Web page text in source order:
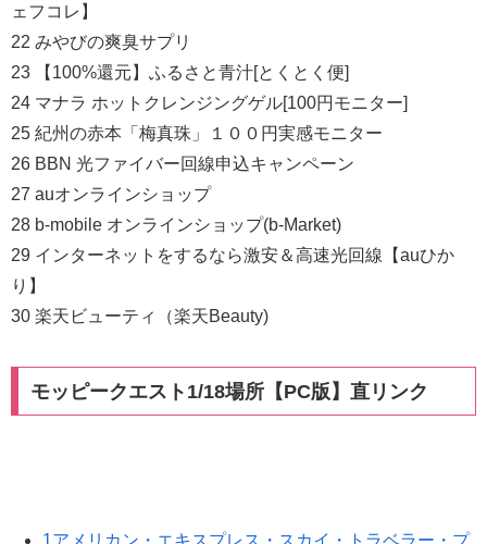
ェフコレ】
22 みやびの爽臭サプリ
23 【100%還元】ふるさと青汁[とくとく便]
24 マナラ ホットクレンジングゲル[100円モニター]
25 紀州の赤本「梅真珠」１００円実感モニター
26 BBN 光ファイバー回線申込キャンペーン
27 auオンラインショップ
28 b-mobile オンラインショップ(b-Market)
29 インターネットをするなら激安＆高速光回線【auひか
り】
30 楽天ビューティ（楽天Beauty)
モッピークエスト1/18場所【PC版】直リンク